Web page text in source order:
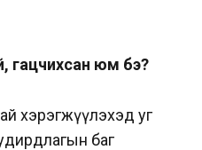
гацчихсан юм бэ?
хэрэгжүүлэхэд уг
баг